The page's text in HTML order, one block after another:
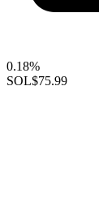
0.18%
SOL$75.99